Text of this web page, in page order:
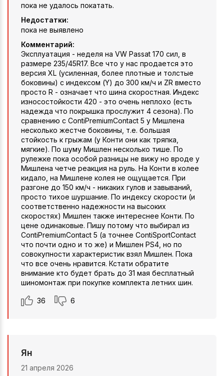
пока не удалось покатать.
Недостатки:
пока не выявлено
Комментарий:
Эксплуатация - неделя на VW Passat 170 сил, в
размере 235/45R17. Все что у нас продается это
версия XL (усиленная, более плотные и толстые
боковины) с индексом (Y) до 300 км/ч и ZR вместо
просто R - означает что шина скоростная. Индекс
износостойкости 420 - это очень неплохо (есть
надежда что покрышка прослужит 4 сезона). По
сравнению с ContiPremiumContact 5 у Мишлена
несколько жестче боковины, т.е. большая
стойкость к грыжам (у Конти они как тряпка,
мягкие). По шуму Мишлен несколько тише. По
рулежке пока особой разницы не вижу но вроде у
Мишлена четче реакция на руль. На Конти в колее
кидало, на Мишлене колея не ощущается. При
разгоне до 150 км/ч - никаких гулов и завываний,
просто тихое шуршание. По индексу скорости (и
соответственно надежности на высоких
скоростях) Мишлен также интереснее Конти. По
цене одинаковые. Пишу потому что выбирал из
ContiPremiumContact 5 (а точнее ContiSportContact
что почти одно и то же) и Мишлен PS4, но по
совокупности характеристик взял Мишлен. Пока
что все очень нравится. Кстати обратите
внимание кто будет брать до 31 мая бесплатный
шиномонтаж при покупке комплекта летних шин.
36 6
Ян
21 апреля 2026